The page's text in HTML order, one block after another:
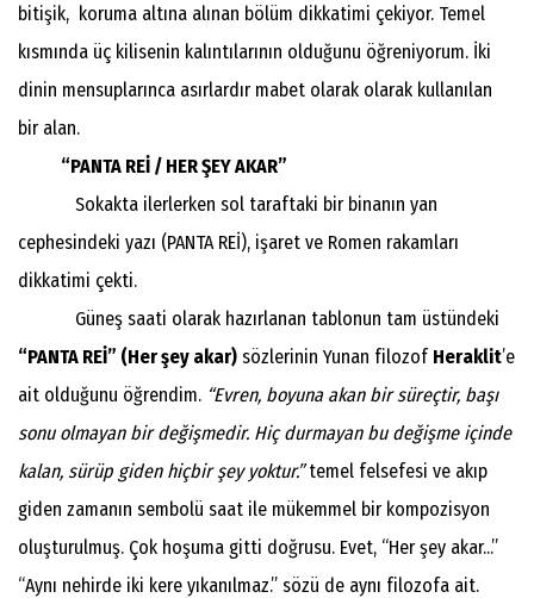
bitişik, koruma altına alınan bölüm dikkatimi çekiyor. Temel
kısmında üç kilisenin kalıntılarının olduğunu öğreniyorum. İki
dinin mensuplarınca asırlardır mabet olarak olarak kullanılan
bir alan.
“PANTA REİ / HER ŞEY AKAR”
Sokakta ilerlerken sol taraftaki bir binanın yan
cephesindeki yazı (PANTA REİ), işaret ve Romen rakamları
dikkatimi çekti.
Güneş saati olarak hazırlanan tablonun tam üstündeki
“PANTA REİ” (Her şey akar) sözlerinin Yunan filozof Heraklit’e
ait olduğunu öğrendim. “Evren, boyuna akan bir süreçtir, başı
sonu olmayan bir değişmedir. Hiç durmayan bu değişme içinde
kalan, sürüp giden hiçbir şey yoktur.”temel felsefesi ve akıp
giden zamanın sembolü saat ile mükemmel bir kompozisyon
oluşturulmuş. Çok hoşuma gitti doğrusu. Evet, “Her şey akar...”
“Aynı nehirde iki kere yıkanılmaz.” sözü de aynı filozofa ait.